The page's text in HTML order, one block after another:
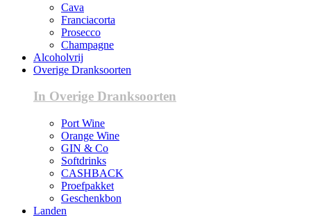
Cava
Franciacorta
Prosecco
Champagne
Alcoholvrij
Overige Dranksoorten
In Overige Dranksoorten
Port Wine
Orange Wine
GIN & Co
Softdrinks
CASHBACK
Proefpakket
Geschenkbon
Landen